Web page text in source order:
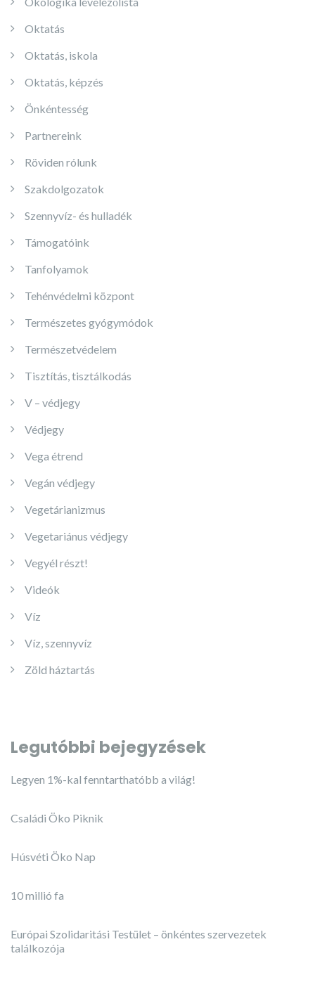
Oktatás
Oktatás, iskola
Oktatás, képzés
Önkéntesség
Partnereink
Röviden rólunk
Szakdolgozatok
Szennyvíz- és hulladék
Támogatóink
Tanfolyamok
Tehénvédelmi központ
Természetes gyógymódok
Természetvédelem
Tisztítás, tisztálkodás
V – védjegy
Védjegy
Vega étrend
Vegán védjegy
Vegetárianizmus
Vegetariánus védjegy
Vegyél részt!
Videók
Víz
Víz, szennyvíz
Zöld háztartás
Legutóbbi bejegyzések
Legyen 1%-kal fenntarthatóbb a világ!
Családi Öko Piknik
Húsvéti Öko Nap
10 millió fa
Európai Szolidaritási Testület – önkéntes szervezetek
találkozója